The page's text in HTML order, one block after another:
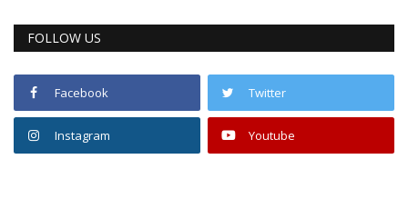
FOLLOW US
Facebook Twitter
Instagram Youtube